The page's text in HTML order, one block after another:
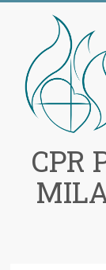
contenido
CPR